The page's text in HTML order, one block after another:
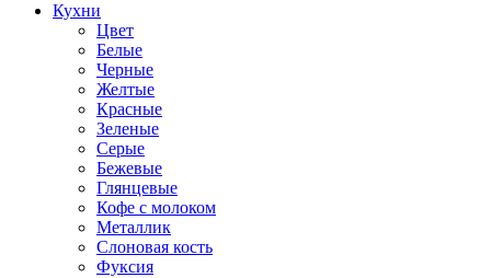
Кухни
Цвет
Белые
Черные
Желтые
Красные
Зеленые
Серые
Бежевые
Глянцевые
Кофе с молоком
Металлик
Слоновая кость
Фуксия